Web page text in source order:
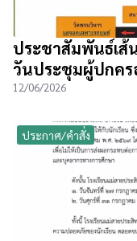
ประชาสัมพันธ์เส้
วันประชุมผู้ปกคร
12/06/2026
ประกาศ/คำสั่ง